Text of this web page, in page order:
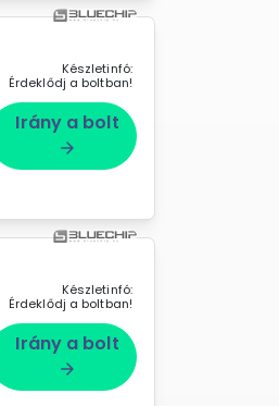
Készletinfó:
Érdeklődj a boltban!
Irány a bolt
arrow_forward
Készletinfó:
Érdeklődj a boltban!
Irány a bolt
arrow_forward